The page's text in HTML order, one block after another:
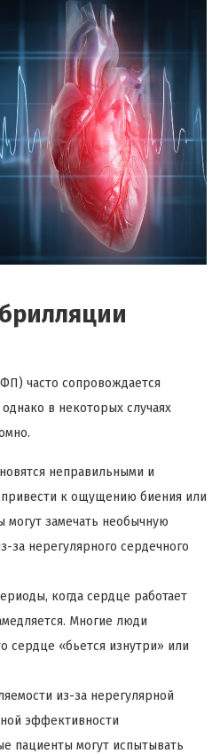
часто сопровождается
в некоторых случаях
неправильными и
к ощущению биения или
замечать необычную
за нерегулярного сердечного
когда сердце работает
Многие люди
сердце «бьется изнутри» или
из-за нерегулярной
эффективности
пациенты могут испытывать